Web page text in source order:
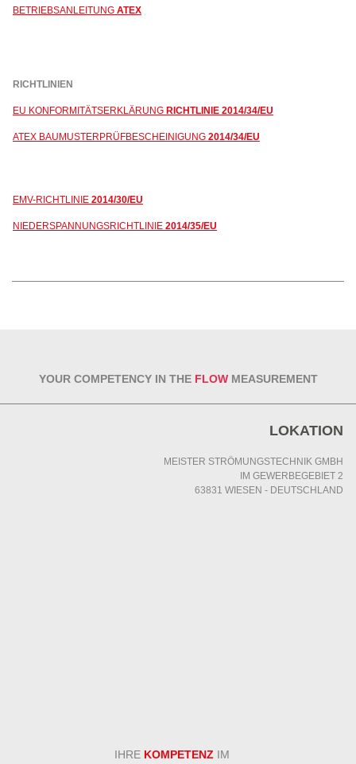
BETRIEBSANLEITUNG ATEX
RICHTLINIEN
EU KONFORMITÄTSERKLÄRUNG RICHTLINIE 2014/34/EU
ATEX BAUMUSTERPRÜFBESCHEINIGUNG 2014/34/EU
EMV-RICHTLINIE 2014/30/EU
NIEDERSPANNUNGSRICHTLINIE 2014/35/EU
YOUR COMPETENCY IN THE FLOWMEASUREMENT
LOKATION
MEISTER STRÖMUNGSTECHNIK GMBH
IM GEWERBEGEBIET 2
63831 WIESEN - DEUTSCHLAND
IHRE KOMPETENZ IM